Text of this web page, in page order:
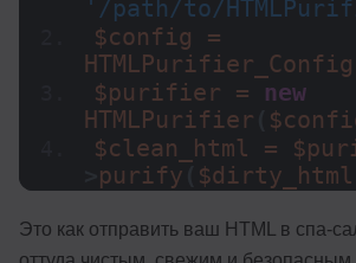
'/path/to/
$config =
$purifier = new
HTMLPurifier
$clean_html =
purify $dirty_html
Это как отправить ваш HTML в спа-